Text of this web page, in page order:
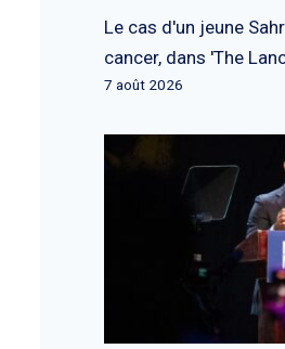
Le cas d'un jeune
cancer, dans 'The
7 août 2026